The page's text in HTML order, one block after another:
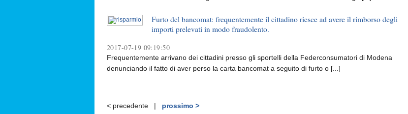
Furto del bancomat: frequentemente il cittadino riesce ad avere il rimborso degli
importi prelevati in modo fraudolento.
2017-07-19 09:19:50
Frequentemente arrivano dei cittadini presso gli sportelli della Federconsumatori di Modena
denunciando il fatto di aver perso la carta bancomat a seguito di furto o [...]
< precedente | prossimo >